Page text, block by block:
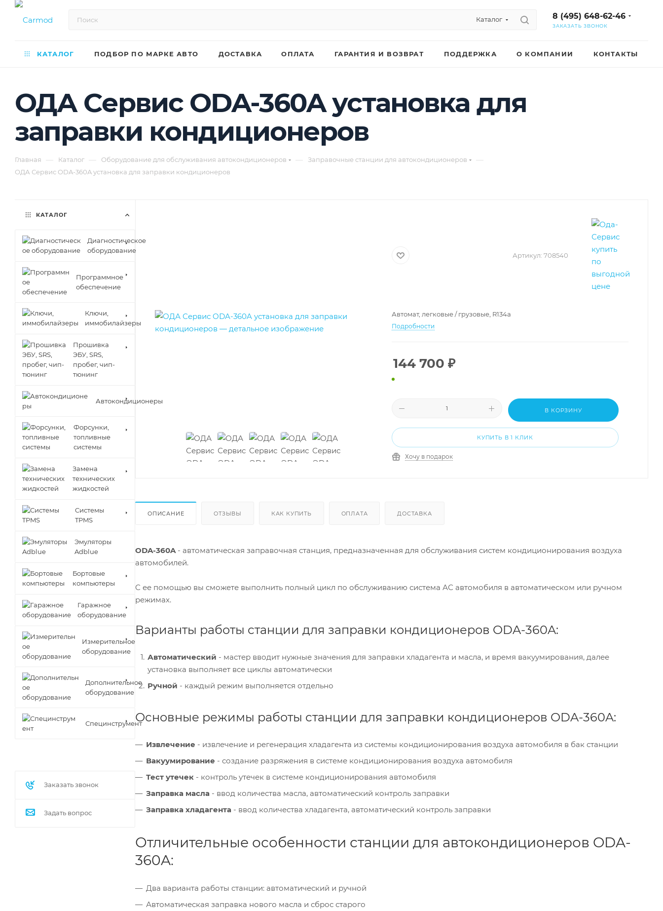
Каталог 8 (495) 648-62-46
ЗАКАЗАТЬ ЗВОНОК
КАТАЛОГ ПОДБОР ПО МАРКЕ АВТО ДОСТАВКА ОПЛАТА ГАРАНТИЯ И ВОЗВРАТ ПОДДЕРЖКА О КОМПАНИИ КОНТАКТЫ
ОДА Сервис ODA-360A установка для
заправки кондиционеров
Главная — Каталог — Оборудование для обслуживания автокондиционеров — Заправочные станции для автокондиционеров —
ОДА Сервис ODA-360A установка для заправки кондиционеров
Артикул: 708540
Автомат, легковые / грузовые, R134a
Подробности
144 700 ₽
В КОРЗИНУ
КУПИТЬ В 1 КЛИК
Хочу в подарок
ОПИСАНИЕ ОТЗЫВЫ КАК КУПИТЬ ОПЛАТА ДОСТАВКА
ODA-360A- автоматическая заправочная станция, предназначенная для обслуживания систем кондиционирования воздуха
автомобилей.
С ее помощью вы сможете выполнить полный цикл по обслуживанию система АС автомобиля в автоматическом или ручном
режимах.
Варианты работы станции для заправки кондиционеров ODA-360A:
Автоматический - мастер вводит нужные значения для заправки хладагента и масла, и время вакуумирования, далее
установка выполняет все циклы автоматически
Ручной - каждый режим выполняется отдельно
Основные режимы работы станции для заправки кондиционеров ODA-360A:
Извлечение - извлечение и регенерация хладагента из системы кондиционирования воздуха автомобиля в бак станции
Вакуумирование - создание разряжения в системе кондиционирования воздуха автомобиля
Тест утечек - контроль утечек в системе кондиционирования автомобиля
Заправка масла - ввод количества масла, автоматический контроль заправки
Заправка хладагента - ввод количества хладагента, автоматический контроль заправки
Отличительные особенности станции для автокондиционеров ODA-
360A:
Два варианта работы станции: автоматический и ручной
Автоматическая заправка нового масла и сброс старого
КАТАЛОГ
Диагностическое
оборудование
Программное
обеспечение
Ключи,
иммобилайзеры
Прошивка
ЭБУ, SRS,
пробег, чип-
тюнинг
Автокондиционеры
Форсунки,
топливные
системы
Замена
технических
жидкостей
Cистемы
TPMS
Эмуляторы
Adblue
Бортовые
компьютеры
Гаражное
оборудование
Измерительное
оборудование
Дополнительное
оборудование
Специнструмент
Заказать звонок
Задать вопрос